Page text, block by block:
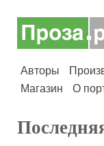
Авторы
Магазин
О